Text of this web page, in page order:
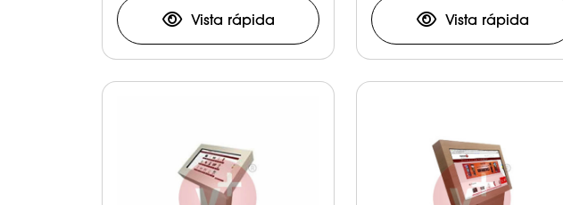
Vista rápida Vista rápida